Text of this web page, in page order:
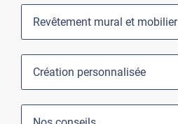
Revêtement mural et mobilier
Création personnalisée